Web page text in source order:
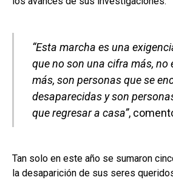
“Esta marcha es una
que no son una cifra más, no
más, son personas que se
desaparecidas y son
que regresar a casa”,
Tan solo en este año se sumaron
la desaparición de sus seres